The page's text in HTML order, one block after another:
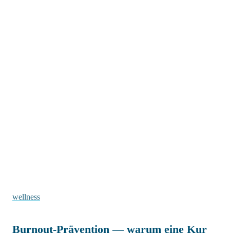
wellness
Burnout-Prävention — warum eine Kur